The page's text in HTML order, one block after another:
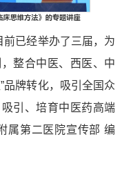
前已经举办了三届，为
整合中医、西医、中
品牌转化，吸引全国众
引、培育中医药高端
属第二医院宣传部 编